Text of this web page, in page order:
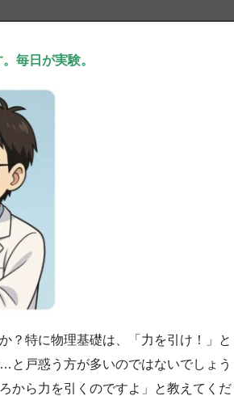
毎日が実験。
？特に物理基礎は、「力を引け！」と
と戸惑う方が多いのではないでしょう
から力を引くのですよ」と教えてくだ